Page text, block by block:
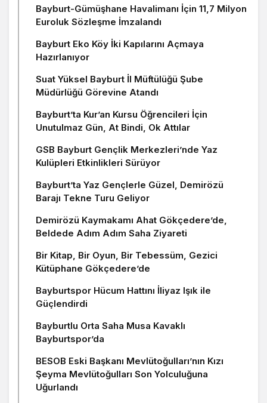
Bayburt-Gümüşhane Havalimanı İçin 11,7 Milyon
Euroluk Sözleşme İmzalandı
Bayburt Eko Köy İki Kapılarını Açmaya
Hazırlanıyor
Suat Yüksel Bayburt İl Müftülüğü Şube
Müdürlüğü Görevine Atandı
Bayburt’ta Kur’an Kursu Öğrencileri İçin
Unutulmaz Gün, At Bindi, Ok Attılar
GSB Bayburt Gençlik Merkezleri’nde Yaz
Kulüpleri Etkinlikleri Sürüyor
Bayburt’ta Yaz Gençlerle Güzel, Demirözü
Barajı Tekne Turu Geliyor
Demirözü Kaymakamı Ahat Gökçedere’de,
Beldede Adım Adım Saha Ziyareti
Bir Kitap, Bir Oyun, Bir Tebessüm, Gezici
Kütüphane Gökçedere’de
Bayburtspor Hücum Hattını İliyaz Işık ile
Güçlendirdi
Bayburtlu Orta Saha Musa Kavaklı
Bayburtspor’da
BESOB Eski Başkanı Mevlütoğulları’nın Kızı
Şeyma Mevlütoğulları Son Yolculuğuna
Uğurlandı